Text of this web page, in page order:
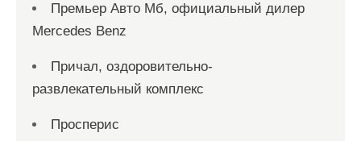
Премьер Авто Мб, официальный дилер
Mercedes Benz
Причал, оздоровительно-
развлекательный комплекс
Просперис